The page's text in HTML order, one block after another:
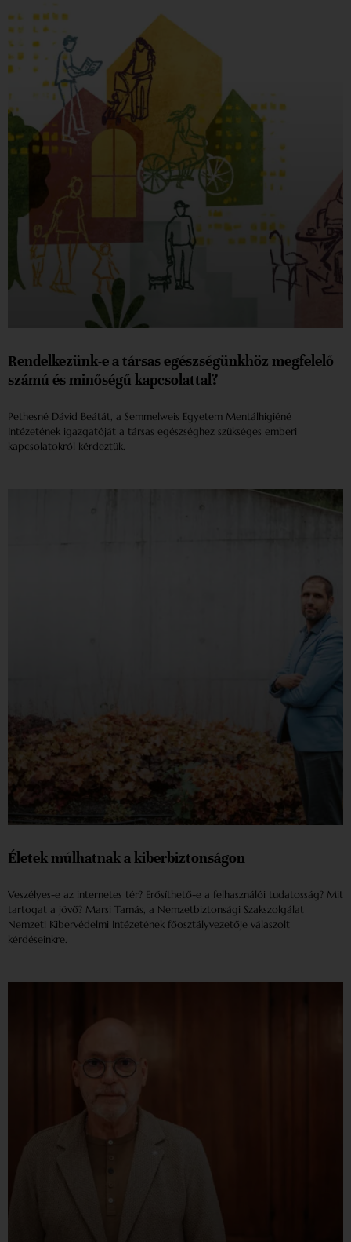
Rendelkezünk-e a társas egészségünkhöz megfelelő
számú és minőségű kapcsolattal?
Pethesné Dávid Beátát, a Semmelweis Egyetem Mentálhigiéné
Intézetének igazgatóját a társas egészséghez szükséges emberi
kapcsolatokról kérdeztük.
Életek múlhatnak a kiberbiztonságon
Veszélyes-e az internetes tér? Erősíthető-e a felhasználói tudatosság? Mit
tartogat a jövő? Marsi Tamás, a Nemzetbiztonsági Szakszolgálat
Nemzeti Kibervédelmi Intézetének főosztályvezetője válaszolt
kérdéseinkre.